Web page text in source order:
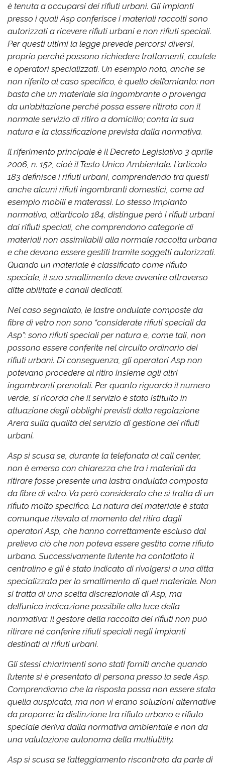
è tenuta a occuparsi dei rifiuti urbani. Gli impianti
presso i quali Asp conferisce i materiali raccolti sono
autorizzati a ricevere rifiuti urbani e non rifiuti speciali.
Per questi ultimi la legge prevede percorsi diversi,
proprio perché possono richiedere trattamenti, cautele
e operatori specializzati. Un esempio noto, anche se
non riferito al caso specifico, è quello dell’amianto: non
basta che un materiale sia ingombrante o provenga
da un’abitazione perché possa essere ritirato con il
normale servizio di ritiro a domicilio; conta la sua
natura e la classificazione prevista dalla normativa.
Il riferimento principale è il Decreto Legislativo 3 aprile
2006, n. 152, cioè il Testo Unico Ambientale. L’articolo
183 definisce i rifiuti urbani, comprendendo tra questi
anche alcuni rifiuti ingombranti domestici, come ad
esempio mobili e materassi. Lo stesso impianto
normativo, all’articolo 184, distingue però i rifiuti urbani
dai rifiuti speciali, che comprendono categorie di
materiali non assimilabili alla normale raccolta urbana
e che devono essere gestiti tramite soggetti autorizzati.
Quando un materiale è classificato come rifiuto
speciale, il suo smaltimento deve avvenire attraverso
ditte abilitate e canali dedicati.
Nel caso segnalato, le lastre ondulate composte da
fibre di vetro non sono “considerate rifiuti speciali da
Asp”: sono rifiuti speciali per natura e, come tali, non
possono essere conferite nel circuito ordinario dei
rifiuti urbani. Di conseguenza, gli operatori Asp non
potevano procedere al ritiro insieme agli altri
ingombranti prenotati. Per quanto riguarda il numero
verde, si ricorda che il servizio è stato istituito in
attuazione degli obblighi previsti dalla regolazione
Arera sulla qualità del servizio di gestione dei rifiuti
urbani.
Asp si scusa se, durante la telefonata al call center,
non è emerso con chiarezza che tra i materiali da
ritirare fosse presente una lastra ondulata composta
da fibre di vetro. Va però considerato che si tratta di un
rifiuto molto specifico. La natura del materiale è stata
comunque rilevata al momento del ritiro dagli
operatori Asp, che hanno correttamente escluso dal
prelievo ciò che non poteva essere gestito come rifiuto
urbano. Successivamente l’utente ha contattato il
centralino e gli è stato indicato di rivolgersi a una ditta
specializzata per lo smaltimento di quel materiale. Non
si tratta di una scelta discrezionale di Asp, ma
dell’unica indicazione possibile alla luce della
normativa: il gestore della raccolta dei rifiuti non può
ritirare né conferire rifiuti speciali negli impianti
destinati ai rifiuti urbani.
Gli stessi chiarimenti sono stati forniti anche quando
l’utente si è presentato di persona presso la sede Asp.
Comprendiamo che la risposta possa non essere stata
quella auspicata, ma non vi erano soluzioni alternative
da proporre: la distinzione tra rifiuto urbano e rifiuto
speciale deriva dalla normativa ambientale e non da
una valutazione autonoma della multiutility.
Asp si scusa se l’atteggiamento riscontrato da parte di